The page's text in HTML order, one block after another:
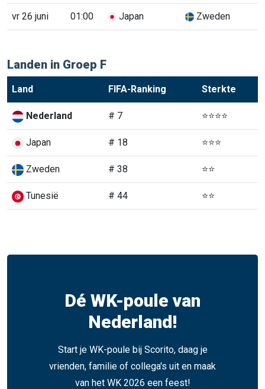
vr 26 juni 01:00 Japan Zweden
Landen in Groep F
Land FIFA-Ranking Sterkte
Nederland # 7 ⭐⭐⭐⭐
Japan # 18 ⭐⭐⭐
Zweden # 38 ⭐⭐
Tunesië # 44 ⭐⭐
Dé WK-poule van
Nederland!
Start je WK-poule bij Scorito, daag je
vrienden, familie of collega's uit en maak
van het WK 2026 een feest!